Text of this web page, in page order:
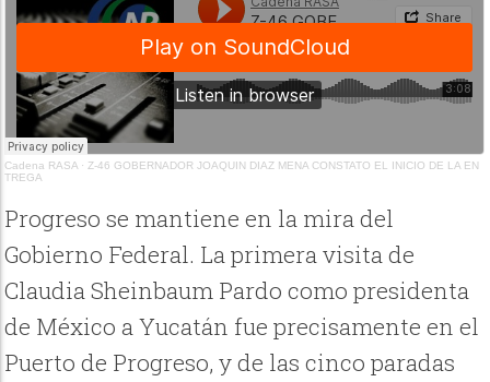
Cadena RASA · Z-46 GOBERNADOR JOAQUIN DIAZ MENA CONSTATO EL INICIO DE LA EN
TREGA
Progreso se mantiene en la mira del
Gobierno Federal. La primera visita de
Claudia Sheinbaum Pardo como presidenta
de México a Yucatán fue precisamente en el
Puerto de Progreso, y de las cinco paradas